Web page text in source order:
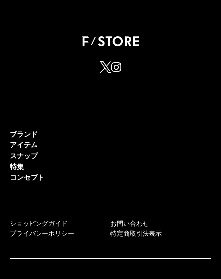
ブランド
アイテム
スナップ
特集
コンセプト
ショッピングガイド
プライバシーポリシー
お問い合わせ
特定商取引法表示